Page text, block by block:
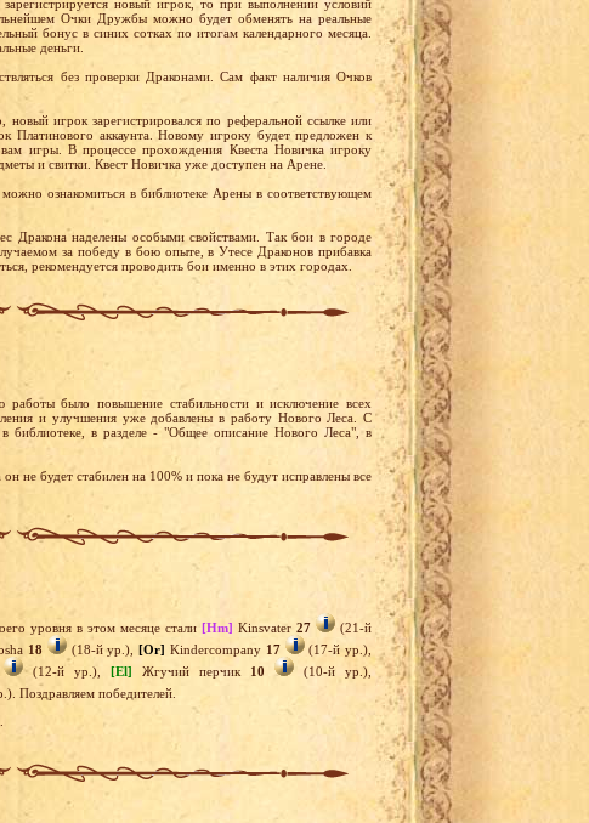
новый игрок, то при выполнении условий
Очки Дружбы можно будет обменять на реальные
бонус в синих сотках по итогам календарного месяца.
деньги.
без проверки Драконами. Сам факт наличия Очков
игрок зарегистрировался по реферальной ссылке или
Платинового аккаунта. Новому игроку будет предложен к
игры. В процессе прохождения Квеста Новичка игроку
и свитки. Квест Новичка уже доступен на Арене.
ознакомиться в библиотеке Арены в соответствующем
Дракона наделены особыми свойствами. Так бои в городе
за победу в бою опыте, в Утесе Драконов прибавка
рекомендуется проводить бои именно в этих городах.
было повышение стабильности и исключение всех
и улучшения уже добавлены в работу Нового Леса. С
библиотеке, в разделе - "Общее описание Нового Леса", в
будет стабилен на 100% и пока не будут исправлены все
уровня в этом месяце стали [Hm] Kinsvater 27
(21-й
18 (18-й ур.), [Or] Kindercompany 17
(17-й ур.),
(12-й ур.), [El] Жгучий перчик 10
(10-й ур.),
Поздравляем победителей.